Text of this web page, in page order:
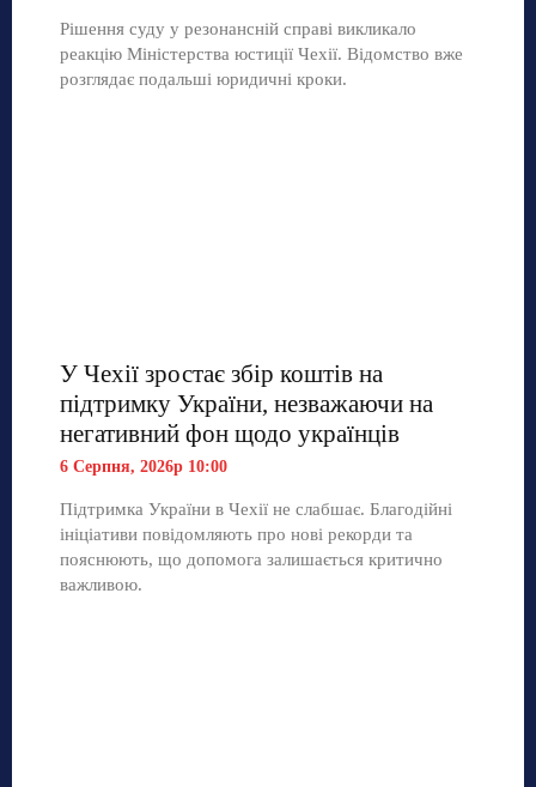
Рішення суду у резонансній справі викликало
реакцію Міністерства юстиції Чехії. Відомство вже
розглядає подальші юридичні кроки.
У Чехії зростає збір коштів на
підтримку України, незважаючи на
негативний фон щодо українців
6 Серпня, 2026р 10:00
Підтримка України в Чехії не слабшає. Благодійні
ініціативи повідомляють про нові рекорди та
пояснюють, що допомога залишається критично
важливою.